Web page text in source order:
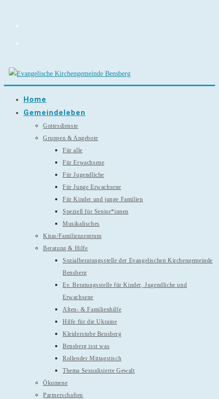
Home
Gemeindeleben
Gottesdienste
Gruppen & Angebote
Für alle
Für Erwachsene
Für Jugendliche
Für Junge Erwachsene
Für Kinder und junge Familien
Speziell für Senior*innen
Musikalisches
Kitas/Familienzentrum
Beratung & Hilfe
Sozialberatungsstelle der Evangelischen Kirchengemeinde
Bensberg
Ev. Beratungsstelle für Kinder, Jugendliche und
Erwachsene
Alten- & Familienhilfe
Hilfe für die Ukraine
Kleiderstube Bensberg
Bensberg isst was
Rollender Mittagstisch
Thema Sexualisierte Gewalt
Ökumene
Partnerschaften